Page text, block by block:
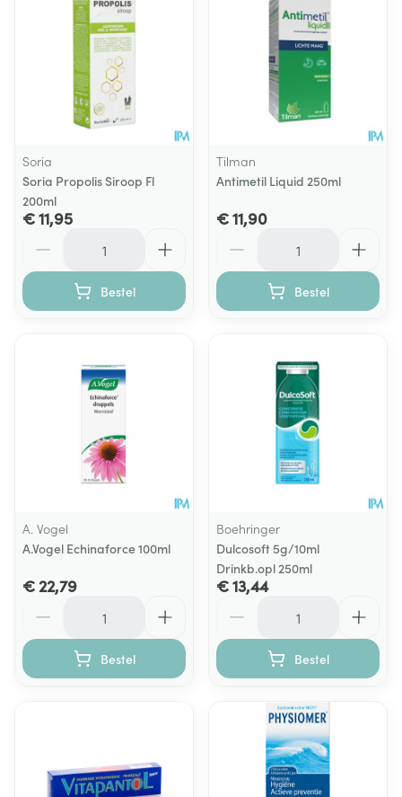
Soria
Soria Propolis Siroop Fl
200ml
€ 11,95
Bestel
Tilman
Antimetil Liquid 250ml
€ 11,90
Bestel
A. Vogel
A.Vogel Echinaforce 100ml
€ 22,79
Bestel
Boehringer
Dulcosoft 5g/10ml
Drinkb.opl 250ml
€ 13,44
Bestel